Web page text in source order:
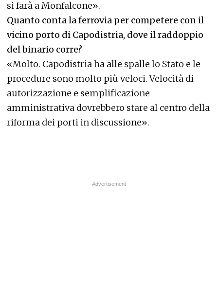
si farà a Monfalcone».
Quanto conta la ferrovia per competere con il
vicino porto di Capodistria, dove il raddoppio
del binario corre?
«Molto. Capodistria ha alle spalle lo Stato e le
procedure sono molto più veloci. Velocità di
autorizzazione e semplificazione
amministrativa dovrebbero stare al centro della
riforma dei porti in discussione».